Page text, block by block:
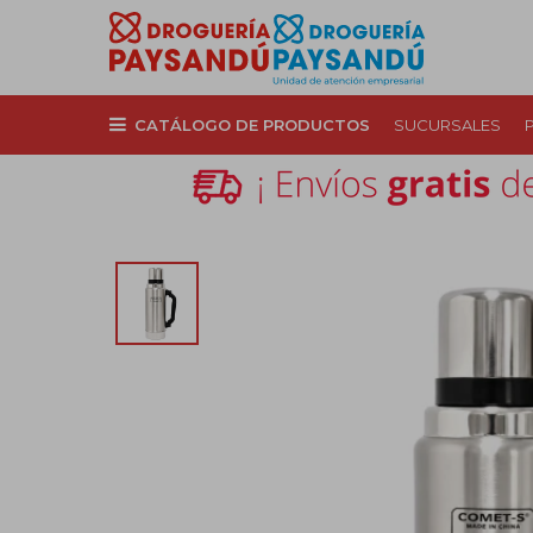
CATÁLOGO DE PRODUCTOS SUCURSALES